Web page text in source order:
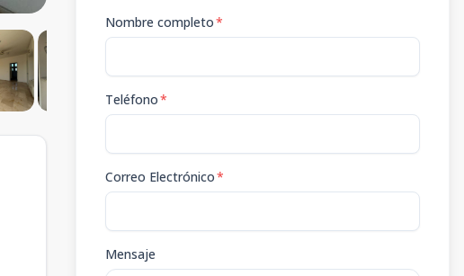
Nombre completo*
Teléfono*
Correo Electrónico*
Mensaje